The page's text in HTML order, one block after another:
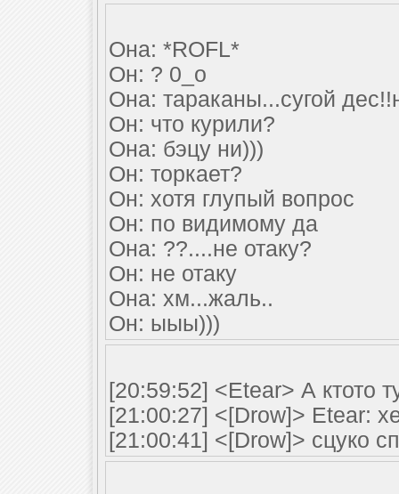
Она: *ROFL*
Он: ? 0_о
Она: тараканы...сугой
Он: что курили?
Она: бэцу ни)))
Он: торкает?
Он: хотя глупый вопрос
Он: по видимому да
Она: ??....не отаку?
Он: не отаку
Она: хм...жаль..
Он: ыыы)))
[20:59:52] <Etear> А ктото
[21:00:27] <[Drow]> Etear:
[21:00:41] <[Drow]> сцуко